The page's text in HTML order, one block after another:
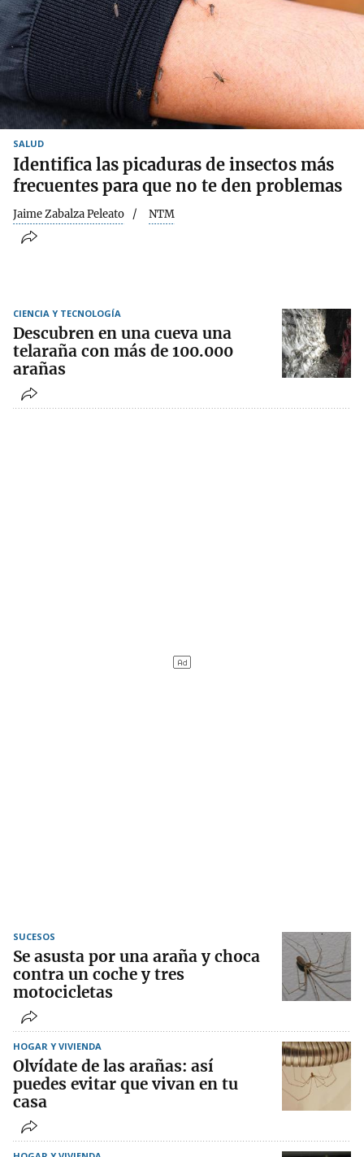
SALUD
Identifica las picaduras de insectos más
frecuentes para que no te den problemas
Jaime Zabalza Peleato NTM
CIENCIA Y TECNOLOGÍA
Descubren en una cueva una
telaraña con más de 100.000
arañas
SUCESOS
Se asusta por una araña y choca
contra un coche y tres
motocicletas
HOGAR Y VIVIENDA
Olvídate de las arañas: así
puedes evitar que vivan en tu
casa